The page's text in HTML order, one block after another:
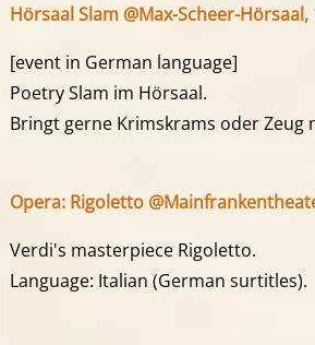
Hörsaal Slam @Max-Scheer-Hörsaal,
[event in German language]
Poetry Slam im Hörsaal.
Bringt gerne Krimskrams oder
Opera: Rigoletto
Verdi's masterpiece Rigoletto.
Language: Italian (German surtitles).